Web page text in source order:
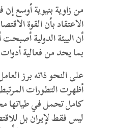
من زاوية بنيوية أوسع
الاعتقاد بأن القوة
أن البيئة الدولية
بما يحد من فعالية
على النحو ذاته برز
أظهرت التطورات
كامل تحمل في طياتها
ليس فقط لإيران بل